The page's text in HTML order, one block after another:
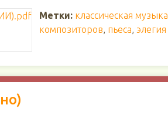
Метки: классическая музыка
композиторов, пьеса, элегия